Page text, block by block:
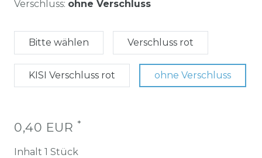
Verschluss: ohne Verschluss
Bitte wählen Verschluss rot
KISI Verschluss rot ohne Verschluss
0,40 EUR *
Inhalt 1 Stück